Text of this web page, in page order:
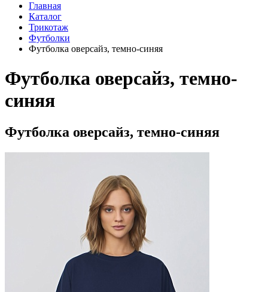
Главная
Каталог
Трикотаж
Футболки
Футболка оверсайз, темно-синяя
Футболка оверсайз, темно-
синяя
Футболка оверсайз, темно-синяя